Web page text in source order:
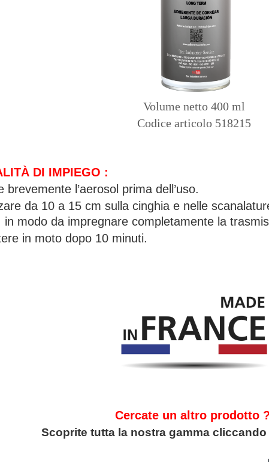
Volume netto 400 ml
Codice articolo 518215
DI IMPIEGO :
brevemente l’aerosol prima dell’uso.
da 10 a 15 cm sulla cinghia e nelle
in modo da impregnare completamente la
in moto dopo 10 minuti.
Cercate un altro prodotto ?
Scoprite tutta la nostra gamma